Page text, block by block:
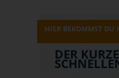
HIER BEKOMMST DU
DER